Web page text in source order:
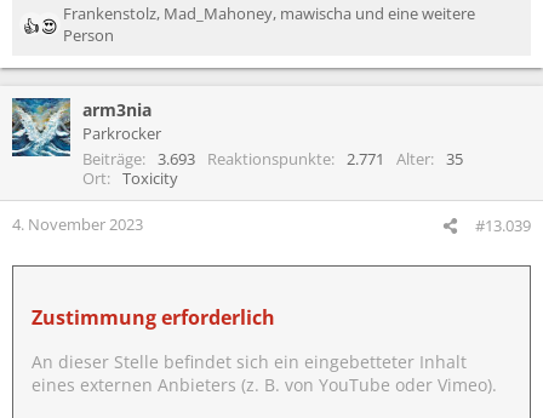
R
a
k
t
i
o
e
n
Frankenstolz, Mad_Mahoney, mawischa und eine weitere
Person
arm3nia
Parkrocker
Beiträge
3.693 Reaktionspunkte 2.771 Alter
35
Ort
Toxicity
4. November 2023 #13.039
Zustimmung erforderlich
An dieser Stelle befindet sich ein eingebetteter Inhalt
eines externen Anbieters (z. B. von YouTube oder Vimeo).